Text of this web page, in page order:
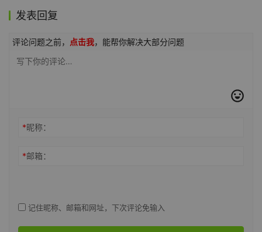
发表回复
评论问题之前， 点击我，能帮你解决大部分问题
*昵称：
*邮箱：
记住昵称、邮箱和网址，下次评论免输入